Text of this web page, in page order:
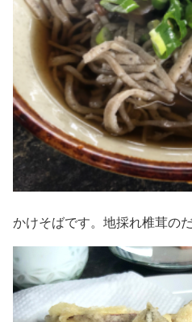
かけそばです。地採れ椎茸の